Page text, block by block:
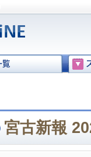
宮古新報